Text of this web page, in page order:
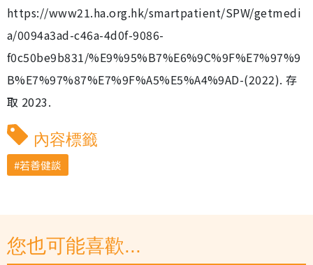
https://www21.ha.org.hk/smartpatient/SPW/getmedi
a/0094a3ad-c46a-4d0f-9086-
f0c50be9b831/%E9%95%B7%E6%9C%9F%E7%97%9
B%E7%97%87%E7%9F%A5%E5%A4%9AD-(2022). 存
取 2023.
內容標籤
若善健談
您也可能喜歡...